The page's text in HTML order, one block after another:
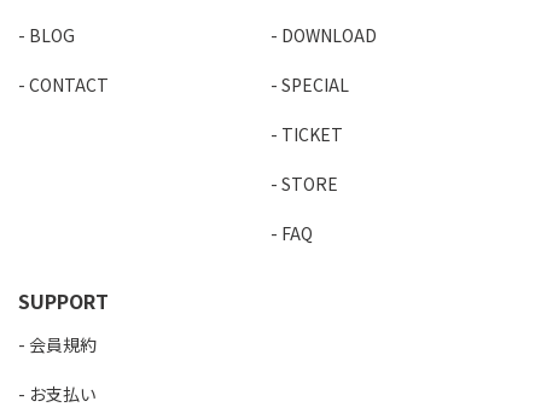
BLOG
CONTACT
DOWNLOAD
SPECIAL
TICKET
STORE
FAQ
SUPPORT
会員規約
お支払い